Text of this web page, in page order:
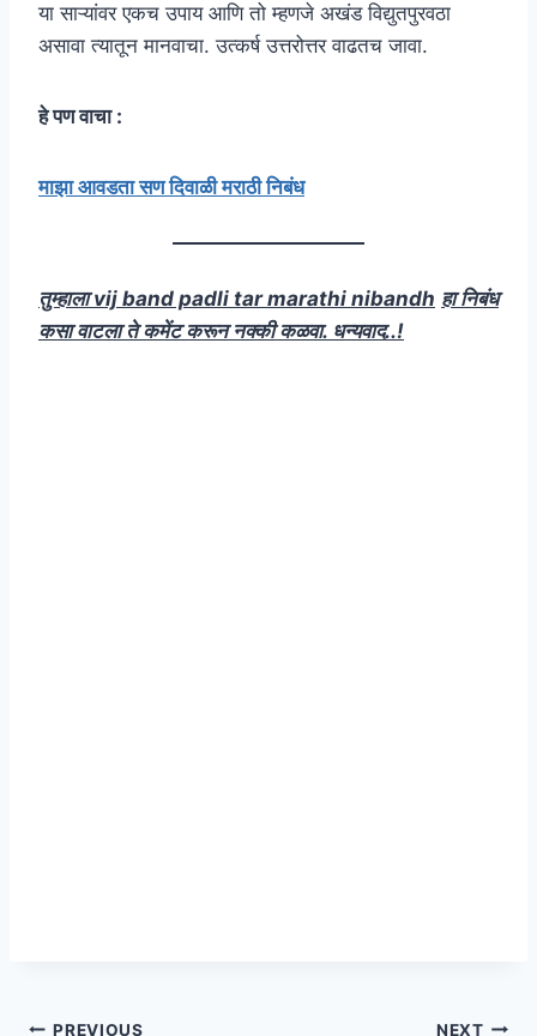
या साऱ्यांवर एकच उपाय आणि तो म्हणजे अखंड विद्युतपुरवठा
असावा त्यातून मानवाचा. उत्कर्ष उत्तरोत्तर वाढतच जावा.
हे पण वाचा :
माझा आवडता सण दिवाळी मराठी निबंध
तुम्हाला vij band padli tar marathi nibandh हा निबंध
कसा वाटला ते कमेंट करून नक्की कळवा. धन्यवाद..!
PREVIOUS NEXT